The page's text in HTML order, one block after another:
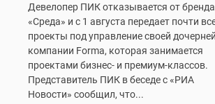
комнатные
комнатные
Квартиры
Ипотечный
Девелопер ПИК отказывается от бренда
«Среда» и с 1 августа передает почти
проекты под управление своей дочерней
компании Forma, которая занимается
проектами бизнес- и премиум-классов.
Представитель ПИК в беседе с «РИА
Новости» сообщил, что...